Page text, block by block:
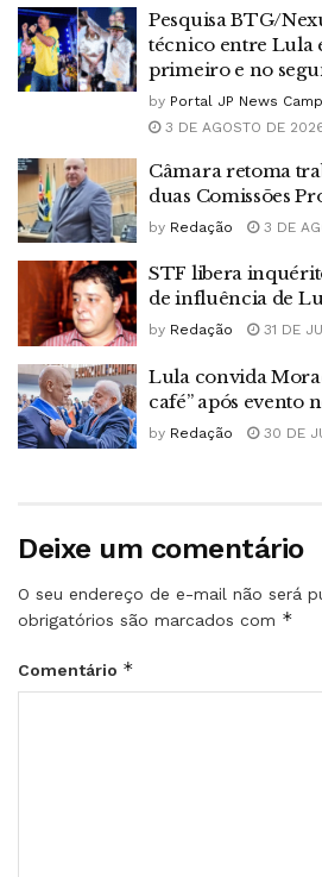
Pesquisa BTG/
técnico entre Lula
primeiro e no
by Portal JP News
3 DE AGOSTO DE
Câmara retoma
duas Comissões
by Redação 3 DE
STF libera
de influência de
by Redação 31 DE
Lula convida
café” após evento
by Redação 30 DE
Deixe um comentário
O seu endereço de e-mail não será
obrigatórios são marcados com *
Comentário *